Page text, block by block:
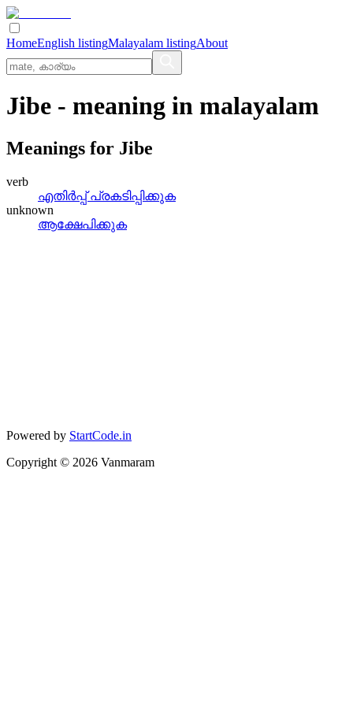
HomeEnglish listingMalayalam listingAbout
Jibe - meaning in malayalam
Meanings for Jibe
verb
എതിര്‍പ്പ്‌ പ്രകടിപ്പിക്കുക
unknown
ആക്ഷേപിക്കുക
Powered by StartCode.in
Copyright © 2026 Vanmaram